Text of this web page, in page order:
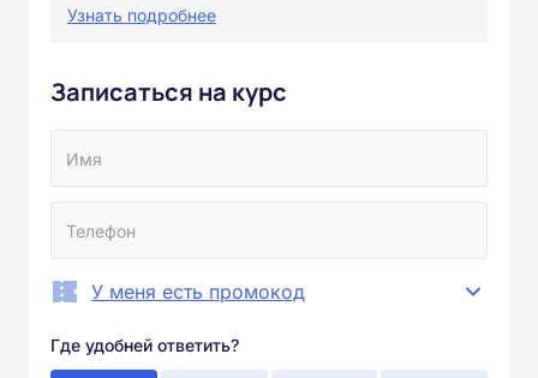
Узнать подробнее
Записаться на курс
У меня есть промокод
Где удобней ответить?